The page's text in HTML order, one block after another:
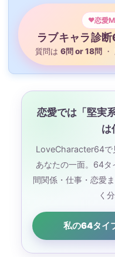
恋愛
ラブキャラ診
質問は 6問 or 18問
恋愛では「堅実
は
LoveCharacter64で
あなたの一面。64タ
間関係・仕事・恋愛
く
私の64タイ